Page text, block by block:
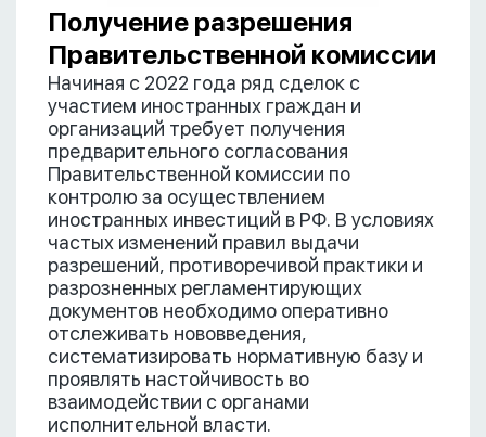
Получение разрешения
Правительственной комиссии
Начиная с 2022 года ряд сделок с
участием иностранных граждан и
организаций требует получения
предварительного согласования
Правительственной комиссии по
контролю за осуществлением
иностранных инвестиций в РФ. В условиях
частых изменений правил выдачи
разрешений, противоречивой практики и
разрозненных регламентирующих
документов необходимо оперативно
отслеживать нововведения,
систематизировать нормативную базу и
проявлять настойчивость во
взаимодействии с органами
исполнительной власти.